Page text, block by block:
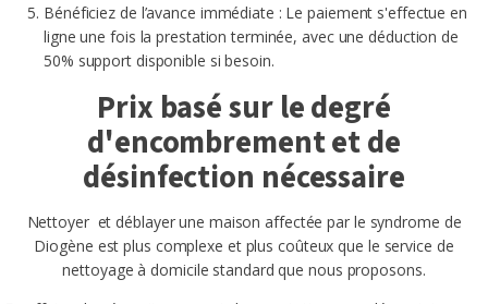
Bénéficiez de l’avance immédiate : Le paiement s'effectue en
ligne une fois la prestation terminée, avec une déduction de
50% support disponible si besoin.
Prix basé sur le degré
d'encombrement et de
désinfection nécessaire
Nettoyer et déblayer une maison affectée par le syndrome de
Diogène est plus complexe et plus coûteux que le service de
nettoyage à domicile standard que nous proposons.